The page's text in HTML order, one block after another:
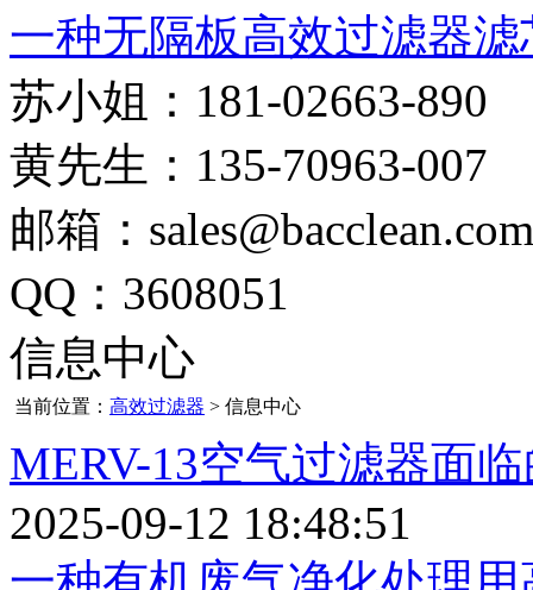
一种无隔板高效过滤器
苏小姐：181-02663-890
黄先生：135-70963-007
邮箱：sales@bacclean.com
QQ：3608051
信息中心
当前位置： 高效过滤器 > 信息中心
MERV-13空气过滤器面
2025-09-12 18:48:51